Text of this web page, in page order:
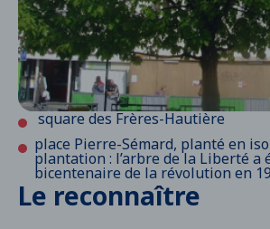
square des Frères-Hautière
place Pierre-Sémard, planté en
plantation : l’arbre de la Liberté a
bicentenaire de la révolution en
Le reconnaître